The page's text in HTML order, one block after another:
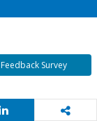
Feedback Survey